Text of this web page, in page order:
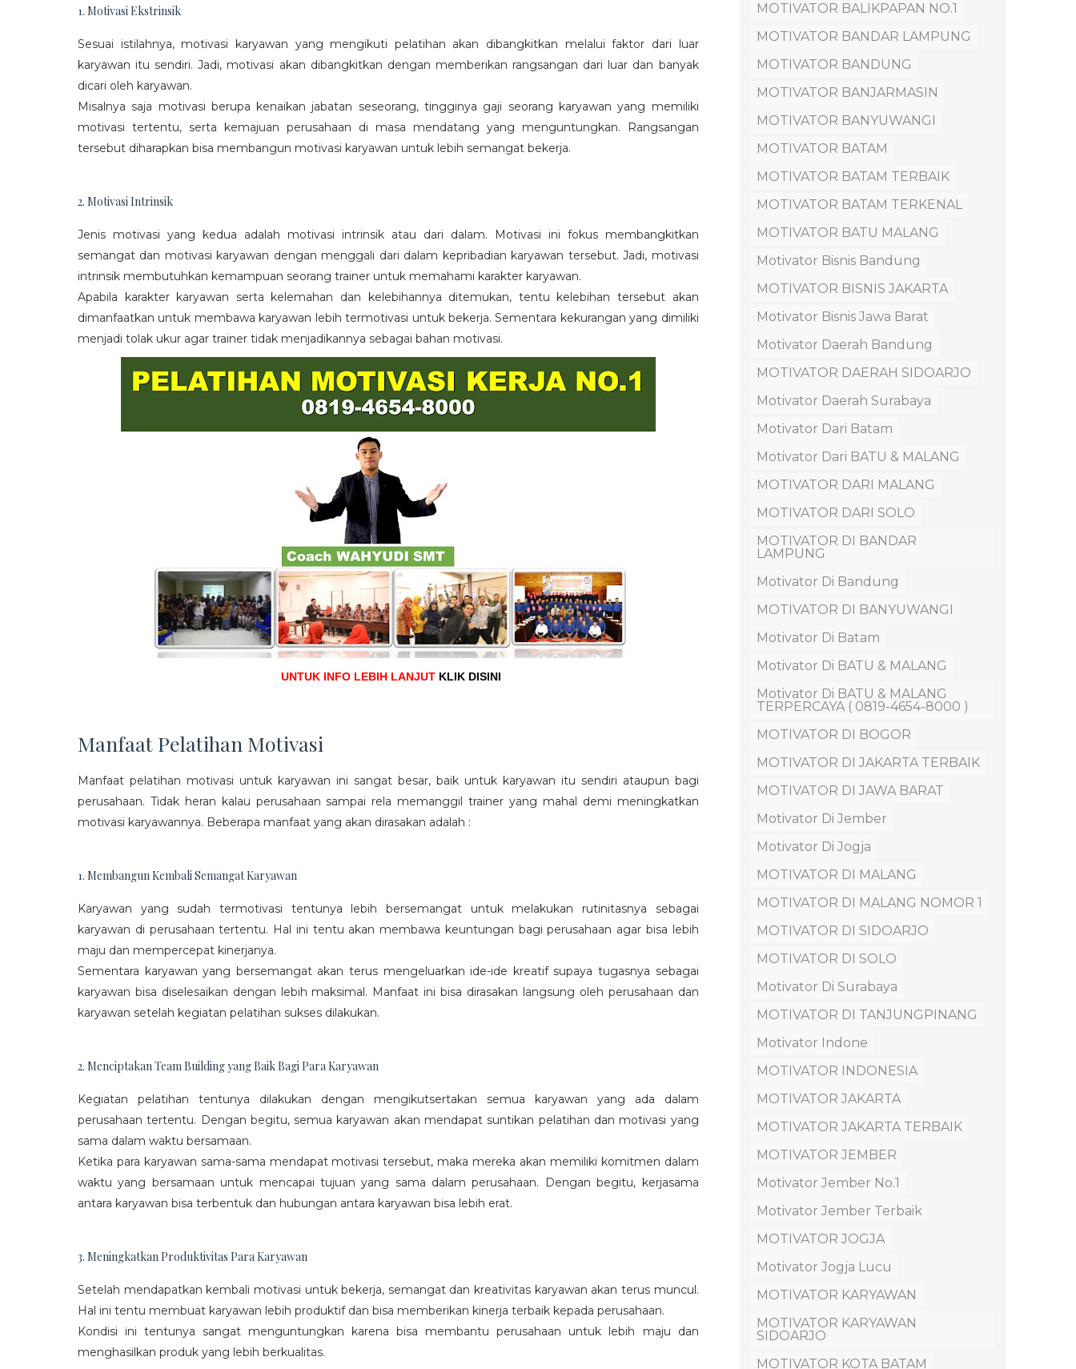
1. Motivasi Ekstrinsik
Sesuai istilahnya, motivasi karyawan yang mengikuti pelatihan akan dibangkitkan melalui faktor dari luar
karyawan itu sendiri. Jadi, motivasi akan dibangkitkan dengan memberikan rangsangan dari luar dan banyak
dicari oleh karyawan.
Misalnya saja motivasi berupa kenaikan jabatan seseorang, tingginya gaji seorang karyawan yang memiliki
motivasi tertentu, serta kemajuan perusahaan di masa mendatang yang menguntungkan. Rangsangan
tersebut diharapkan bisa membangun motivasi karyawan untuk lebih semangat bekerja.
2. Motivasi Intrinsik
Jenis motivasi yang kedua adalah motivasi intrinsik atau dari dalam. Motivasi ini fokus membangkitkan
semangat dan motivasi karyawan dengan menggali dari dalam kepribadian karyawan tersebut. Jadi, motivasi
intrinsik membutuhkan kemampuan seorang trainer untuk memahami karakter karyawan.
Apabila karakter karyawan serta kelemahan dan kelebihannya ditemukan, tentu kelebihan tersebut akan
dimanfaatkan untuk membawa karyawan lebih termotivasi untuk bekerja. Sementara kekurangan yang dimiliki
menjadi tolak ukur agar trainer tidak menjadikannya sebagai bahan motivasi.
UNTUK INFO LEBIH LANJUT KLIK DISINI
Manfaat Pelatihan Motivasi
Manfaat pelatihan motivasi untuk karyawan ini sangat besar, baik untuk karyawan itu sendiri ataupun bagi
perusahaan. Tidak heran kalau perusahaan sampai rela memanggil trainer yang mahal demi meningkatkan
motivasi karyawannya. Beberapa manfaat yang akan dirasakan adalah :
1. Membangun Kembali Semangat Karyawan
Karyawan yang sudah termotivasi tentunya lebih bersemangat untuk melakukan rutinitasnya sebagai
karyawan di perusahaan tertentu. Hal ini tentu akan membawa keuntungan bagi perusahaan agar bisa lebih
maju dan mempercepat kinerjanya.
Sementara karyawan yang bersemangat akan terus mengeluarkan ide-ide kreatif supaya tugasnya sebagai
karyawan bisa diselesaikan dengan lebih maksimal. Manfaat ini bisa dirasakan langsung oleh perusahaan dan
karyawan setelah kegiatan pelatihan sukses dilakukan.
2. Menciptakan Team Building yang Baik Bagi Para Karyawan
Kegiatan pelatihan tentunya dilakukan dengan mengikutsertakan semua karyawan yang ada dalam
perusahaan tertentu. Dengan begitu, semua karyawan akan mendapat suntikan pelatihan dan motivasi yang
sama dalam waktu bersamaan.
Ketika para karyawan sama-sama mendapat motivasi tersebut, maka mereka akan memiliki komitmen dalam
waktu yang bersamaan untuk mencapai tujuan yang sama dalam perusahaan. Dengan begitu, kerjasama
antara karyawan bisa terbentuk dan hubungan antara karyawan bisa lebih erat.
3. Meningkatkan Produktivitas Para Karyawan
Setelah mendapatkan kembali motivasi untuk bekerja, semangat dan kreativitas karyawan akan terus muncul.
Hal ini tentu membuat karyawan lebih produktif dan bisa memberikan kinerja terbaik kepada perusahaan.
Kondisi ini tentunya sangat menguntungkan karena bisa membantu perusahaan untuk lebih maju dan
menghasilkan produk yang lebih berkualitas.
MOTIVATOR BALIKPAPAN NO.1
MOTIVATOR BANDAR LAMPUNG
MOTIVATOR BANDUNG
MOTIVATOR BANJARMASIN
MOTIVATOR BANYUWANGI
MOTIVATOR BATAM
MOTIVATOR BATAM TERBAIK
MOTIVATOR BATAM TERKENAL
MOTIVATOR BATU MALANG
Motivator Bisnis Bandung
MOTIVATOR BISNIS JAKARTA
Motivator Bisnis Jawa Barat
Motivator Daerah Bandung
MOTIVATOR DAERAH SIDOARJO
Motivator Daerah Surabaya
Motivator Dari Batam
Motivator Dari BATU & MALANG
MOTIVATOR DARI MALANG
MOTIVATOR DARI SOLO
MOTIVATOR DI BANDAR
LAMPUNG
Motivator Di Bandung
MOTIVATOR DI BANYUWANGI
Motivator Di Batam
Motivator Di BATU & MALANG
Motivator Di BATU & MALANG
TERPERCAYA ( 0819-4654-8000 )
MOTIVATOR DI BOGOR
MOTIVATOR DI JAKARTA TERBAIK
MOTIVATOR DI JAWA BARAT
Motivator Di Jember
Motivator Di Jogja
MOTIVATOR DI MALANG
MOTIVATOR DI MALANG NOMOR 1
MOTIVATOR DI SIDOARJO
MOTIVATOR DI SOLO
Motivator Di Surabaya
MOTIVATOR DI TANJUNGPINANG
Motivator Indone
MOTIVATOR INDONESIA
MOTIVATOR JAKARTA
MOTIVATOR JAKARTA TERBAIK
MOTIVATOR JEMBER
Motivator Jember No.1
Motivator Jember Terbaik
MOTIVATOR JOGJA
Motivator Jogja Lucu
MOTIVATOR KARYAWAN
MOTIVATOR KARYAWAN
SIDOARJO
MOTIVATOR KOTA BATAM